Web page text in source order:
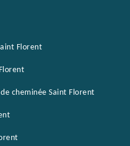
Florent
cheminée Saint Florent